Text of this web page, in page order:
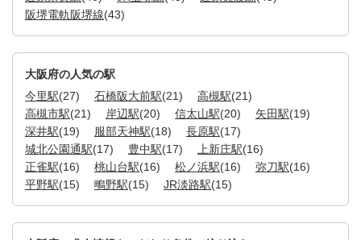
阪堺電軌阪堺線(43)
大阪府の人気の駅
今里駅(27) 石橋阪大前駅(21) 高槻駅(21)
高槻市駅(21) 岸辺駅(20) 信太山駅(20) 矢田駅(19)
深井駅(19) 服部天神駅(18) 長原駅(17)
城北公園通駅(17) 豊中駅(17) 上新庄駅(16)
正雀駅(16) 桃山台駅(16) 松ノ浜駅(16) 弥刀駅(16)
平野駅(15) 鴫野駅(15) JR淡路駅(15)